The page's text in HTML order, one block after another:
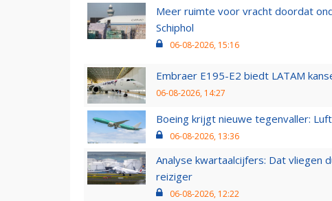
Meer ruimte voor vracht doordat
Schiphol
06-08-2026, 15:16
Embraer E195-E2 biedt LATAM
06-08-2026, 14:27
Boeing krijgt nieuwe tegenvaller:
06-08-2026, 13:36
Analyse kwartaalcijfers: Dat vliegen
reiziger
06-08-2026, 12:22